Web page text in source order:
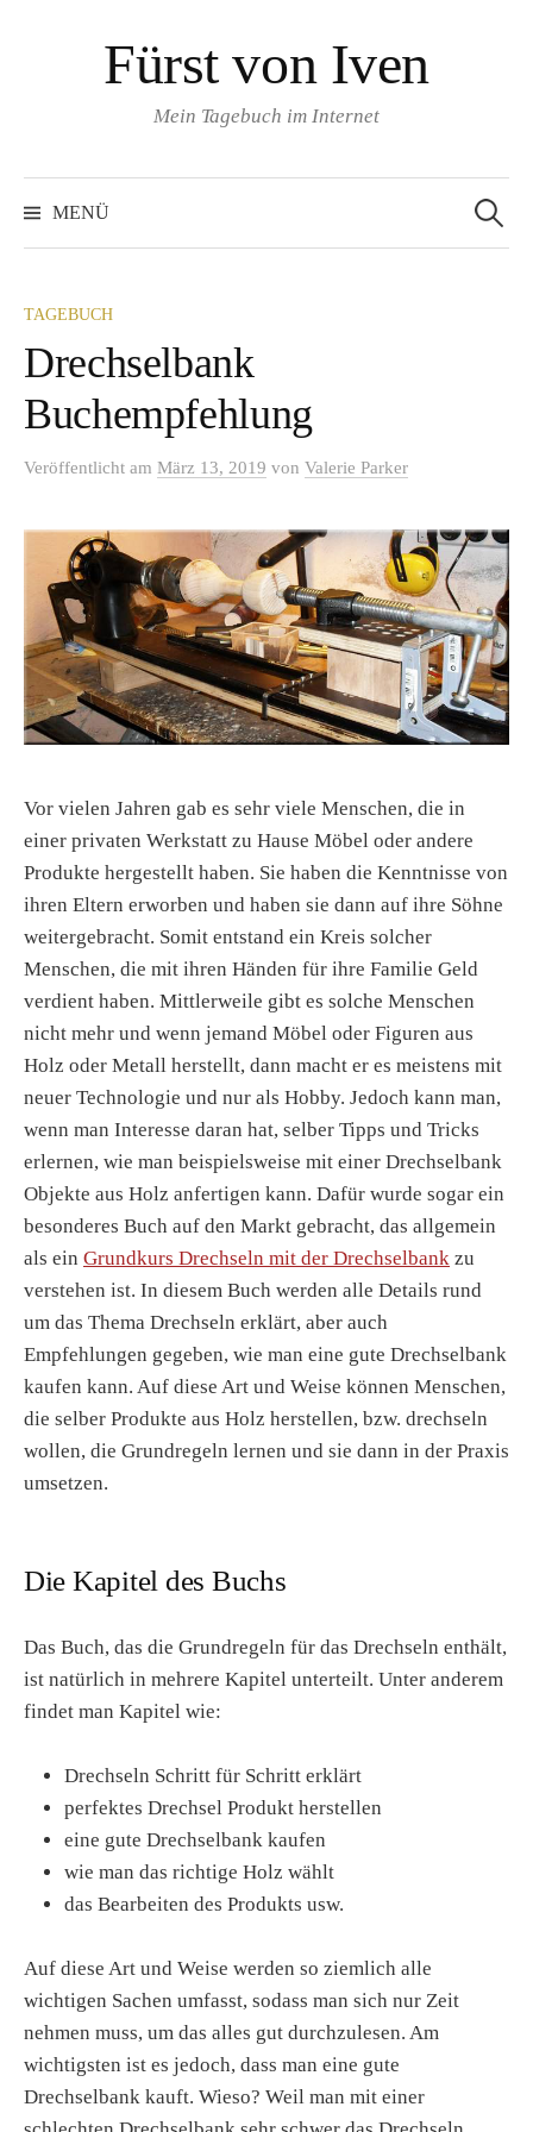
Fürst von Iven
Mein Tagebuch im Internet
MENÜ
nach:
TAGEBUCH
Drechselbank
Buchempfehlung
Veröffentlicht am März 13, 2019 von Valerie Parker
Vor vielen Jahren gab es sehr viele Menschen, die in
einer privaten Werkstatt zu Hause Möbel oder andere
Produkte hergestellt haben. Sie haben die Kenntnisse von
ihren Eltern erworben und haben sie dann auf ihre Söhne
weitergebracht. Somit entstand ein Kreis solcher
Menschen, die mit ihren Händen für ihre Familie Geld
verdient haben. Mittlerweile gibt es solche Menschen
nicht mehr und wenn jemand Möbel oder Figuren aus
Holz oder Metall herstellt, dann macht er es meistens mit
neuer Technologie und nur als Hobby. Jedoch kann man,
wenn man Interesse daran hat, selber Tipps und Tricks
erlernen, wie man beispielsweise mit einer Drechselbank
Objekte aus Holz anfertigen kann. Dafür wurde sogar ein
besonderes Buch auf den Markt gebracht, das allgemein
als ein Grundkurs Drechseln mit der Drechselbank zu
verstehen ist. In diesem Buch werden alle Details rund
um das Thema Drechseln erklärt, aber auch
Empfehlungen gegeben, wie man eine gute Drechselbank
kaufen kann. Auf diese Art und Weise können Menschen,
die selber Produkte aus Holz herstellen, bzw. drechseln
wollen, die Grundregeln lernen und sie dann in der Praxis
umsetzen.
Die Kapitel des Buchs
Das Buch, das die Grundregeln für das Drechseln enthält,
ist natürlich in mehrere Kapitel unterteilt. Unter anderem
findet man Kapitel wie:
Drechseln Schritt für Schritt erklärt
perfektes Drechsel Produkt herstellen
eine gute Drechselbank kaufen
wie man das richtige Holz wählt
das Bearbeiten des Produkts usw.
Auf diese Art und Weise werden so ziemlich alle
wichtigen Sachen umfasst, sodass man sich nur Zeit
nehmen muss, um das alles gut durchzulesen. Am
wichtigsten ist es jedoch, dass man eine gute
Drechselbank kauft. Wieso? Weil man mit einer